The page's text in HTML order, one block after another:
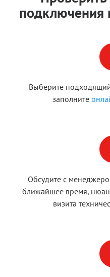
подключения
Выберите
заполните
Обсудите с
ближайшее время,
визита